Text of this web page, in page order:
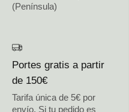
(Península)
Portes gratis a partir
de 150€
Tarifa única de 5€ por
envío. Si tu pedido es